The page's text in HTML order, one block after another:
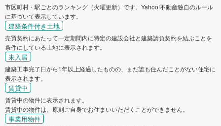
市区町村・駅ごとのランキング（火曜更新）です。Yahoo!不動産独自のルール
に基づいて表示しています。
建築条件付き土地
売買契約にあたって一定期間内に特定の建設会社と建築請負契約を結ぶことを
条件にしている土地に表示されます。
未入居
建築工事完了日から1年以上経過したものの、まだ誰も住んだことがない住宅に
表示されます。
賃貸中
賃貸中の物件に表示されます。
賃貸中の物件は、原則ご自身でお住まいいただくことができません。
事業用物件